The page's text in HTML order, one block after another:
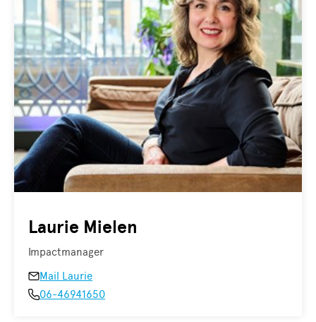
Laurie Mielen
Impactmanager
Mail Laurie
06-46941650